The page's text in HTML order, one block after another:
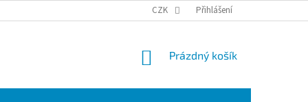
PODMÍNKY OCHRANY OSOBNÍCH ÚDAJŮ
CZK Přihlášení
NÁKUPNÍ
Prázdný košík